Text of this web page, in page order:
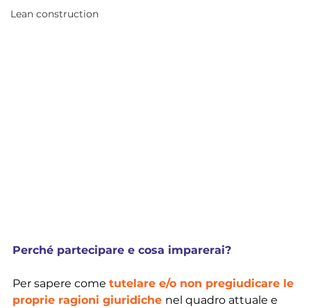
Lean construction
Perché partecipare e cosa imparerai?
Per sapere come tutelare e/o non pregiudicare le
proprie ragioni giuridiche nel quadro attuale e